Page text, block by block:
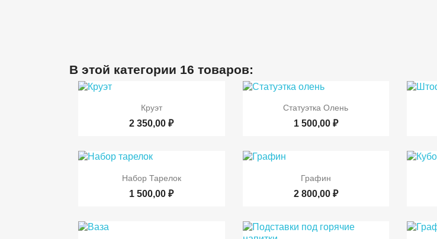
В этой категории 16 товаров:
Быстрый просмотр
Круэт
2 350,00 ₽
Быстрый просмотр
Статуэтка Олень
1 500,00 ₽
Быстрый просмотр
Набор Тарелок
1 500,00 ₽
Быстрый просмотр
Графин
2 800,00 ₽